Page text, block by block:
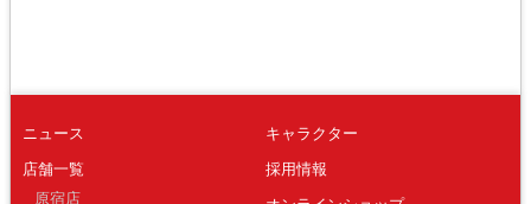
ニュース
店舗一覧
原宿店
キャラクター
採用情報